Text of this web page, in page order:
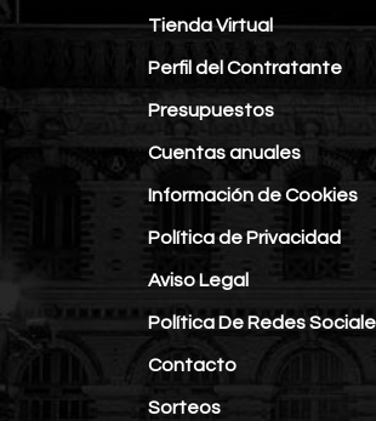
Tienda Virtual
Perfil del Contratante
Presupuestos
Cuentas anuales
Información de Cookies
Política de Privacidad
Aviso Legal
Política De Redes
Contacto
Sorteos